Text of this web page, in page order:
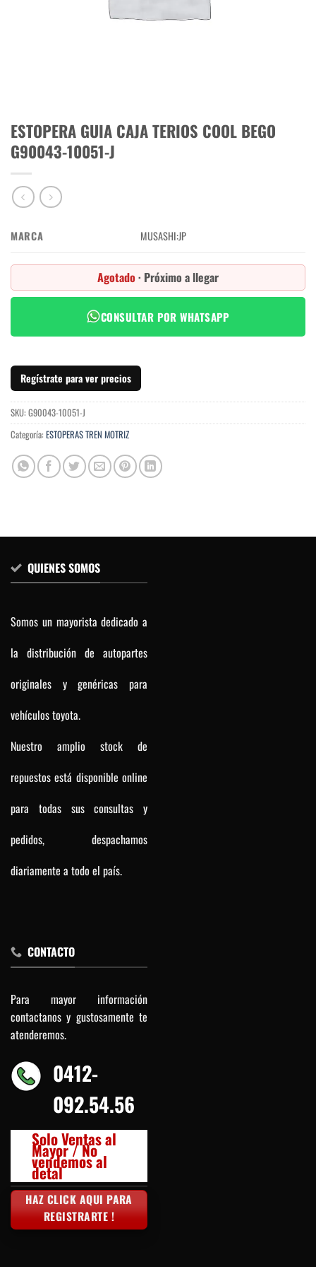
ESTOPERA GUIA CAJA TERIOS COOL BEGO
G90043-10051-J
MARCA MUSASHI:JP
Agotado · Próximo a llegar
CONSULTAR POR WHATSAPP
Regístrate para ver precios
SKU: G90043-10051-J
Categoría: ESTOPERAS TREN MOTRIZ
QUIENES SOMOS
Somos un mayorista dedicado a
la distribución de autopartes
originales y genéricas para
vehículos toyota.
Nuestro amplio stock de
repuestos está disponible online
para todas sus consultas y
pedidos, despachamos
diariamente a todo el país.
CONTACTO
Para mayor información
contactanos y gustosamente te
atenderemos.
0412-
092.54.56
Solo Ventas al
Mayor / No
vendemos al
detal
HAZ CLICK AQUI PARA
REGISTRARTE !